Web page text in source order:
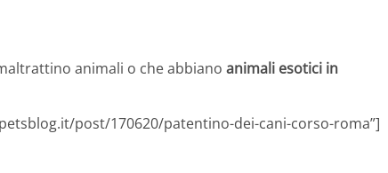
animali o che abbiano animali esotici in
post/170620/patentino-dei-cani-corso-roma”]